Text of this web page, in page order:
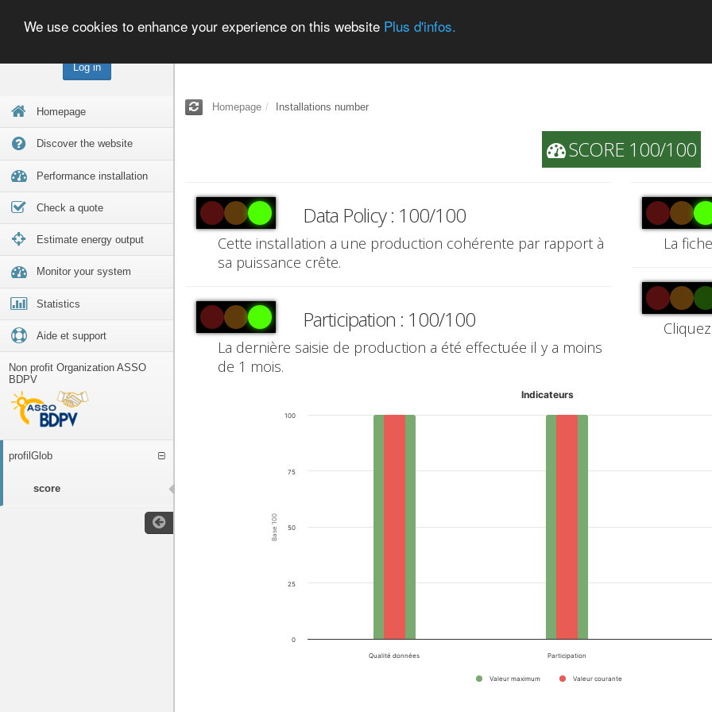
Log in
Homepage
Discover the website
Performance installation
Check a quote
Estimate energy output
Monitor your system
Statistics
Aide et support
Non profit Organization ASSO
BDPV
profilGlob
score
We use cookies to enhance your experience on this website Plus d'infos.
Homepage Installations number
SCORE 100/100
Data Policy : 100/100
Cette installation a une production cohérente par rapport à
sa puissance crête.
Participation : 100/100
La dernière saisie de production a été effectuée il y a moins
de 1 mois.
La
Base 100
Indicateurs
Valeur maximum Valeur courante
Qualité données Participation
0
25
50
75
100